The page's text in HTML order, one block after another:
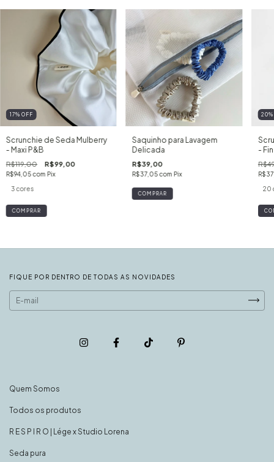
17% OFF
Scrunchie de Seda Mulberry
- Maxi P&B
R$119,00 R$99,00
R$94,05com Pix
3 cores
COMPRAR
Saquinho para Lavagem
Delicada
R$39,00
R$37,05com Pix
20
-
20
FIQUE POR DENTRO DE TODAS AS NOVIDADES
Quem Somos
Todos os produtos
R E S P I R O | Lége x Studio Lorena
Seda pura